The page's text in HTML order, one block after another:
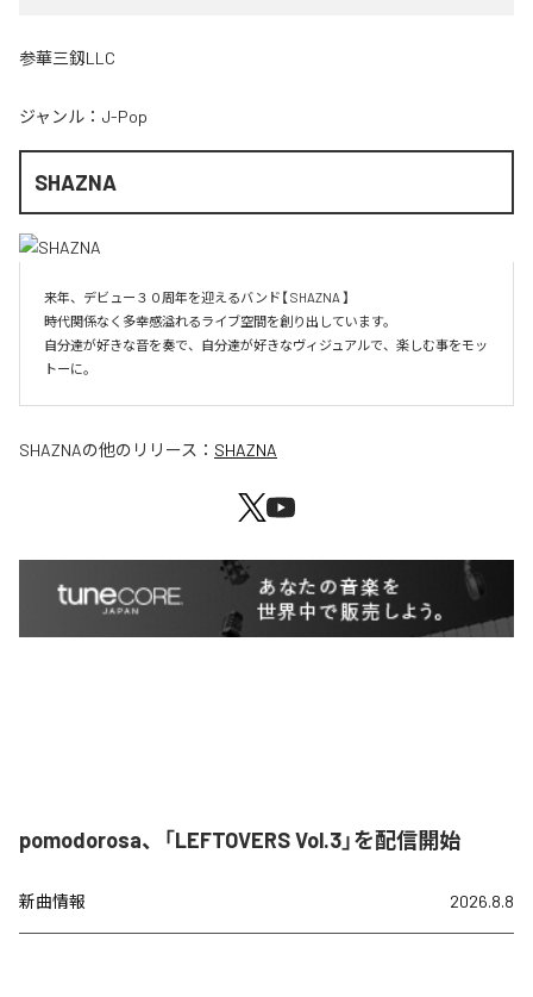
参華三釼LLC
ジャンル： J-Pop
SHAZNA
来年、デビュー３０周年を迎えるバンド【 SHAZNA 】
時代関係なく多幸感溢れるライブ空間を創り出しています。
自分達が好きな音を奏で、自分達が好きなヴィジュアルで、楽しむ事をモッ
SHAZNAの他のリリース： SHAZNA
pomodorosa、「LEFTOVERS Vol.3」を配信開始
新曲情報 2026.8.8